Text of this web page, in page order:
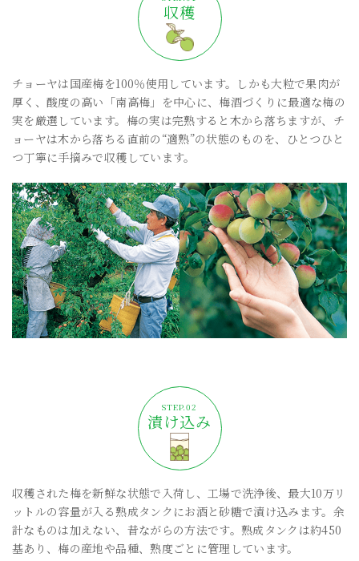
収穫
チョーヤは国産梅を100％使用しています。しかも大粒で果肉が
厚く、酸度の高い「南高梅」を中心に、梅酒づくりに最適な梅の
実を厳選しています。梅の実は完熟すると木から落ちますが、チ
ョーヤは木から落ちる直前の“適熟”の状態のものを、ひとつひと
つ丁寧に手摘みで収穫しています。
漬け込み
収穫された梅を新鮮な状態で入荷し、工場で洗浄後、最大10万リ
ットルの容量が入る熟成タンクにお酒と砂糖で漬け込みます。余
計なものは加えない、昔ながらの方法です。熟成タンクは約450
基あり、梅の産地や品種、熟度ごとに管理しています。